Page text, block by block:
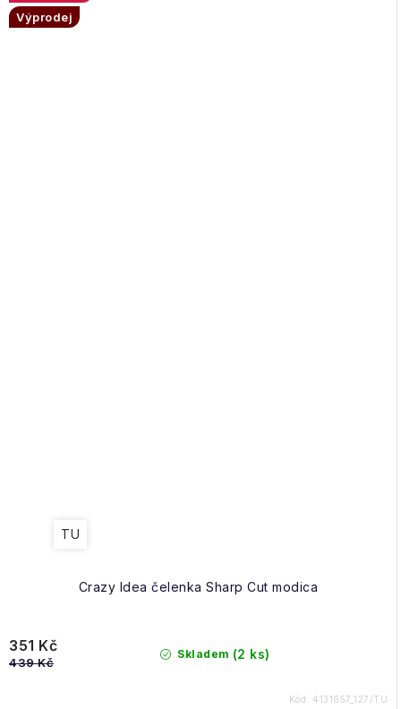
Crazy Idea čelenka Sharp Cut modica
Výprodej
TU
Skladem (2 ks)
351 Kč
439 Kč
Kód: 4131657_127/TU